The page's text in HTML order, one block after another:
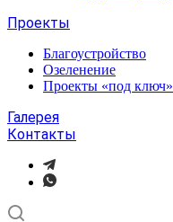
Проекты
Благоустройство
Озеленение
Проекты «под ключ»
Галерея
Контакты